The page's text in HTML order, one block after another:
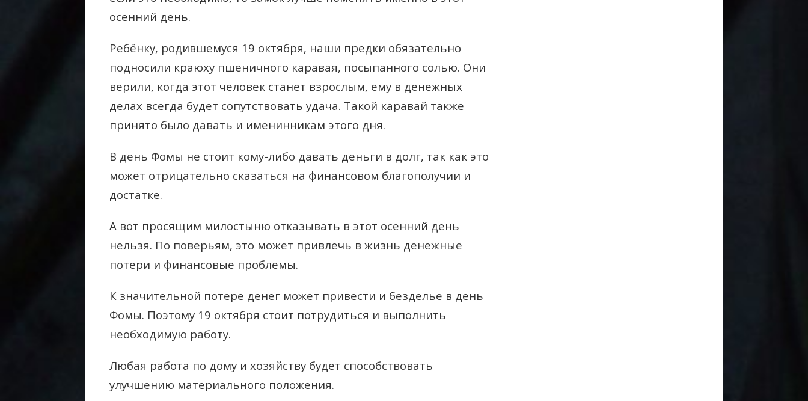
осенний день.
Ребёнку, родившемуся 19 октября, наши предки обязательно
подносили краюху пшеничного каравая, посыпанного солью. Они
верили, когда этот человек станет взрослым, ему в денежных
делах всегда будет сопутствовать удача. Такой каравай также
принято было давать и именинникам этого дня.
В день Фомы не стоит кому-либо давать деньги в долг, так как это
может отрицательно сказаться на финансовом благополучии и
достатке.
А вот просящим милостыню отказывать в этот осенний день
нельзя. По поверьям, это может привлечь в жизнь денежные
потери и финансовые проблемы.
К значительной потере денег может привести и безделье в день
Фомы. Поэтому 19 октября стоит потрудиться и выполнить
необходимую работу.
Любая работа по дому и хозяйству будет способствовать
улучшению материального положения.